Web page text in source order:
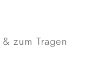
zum Tragen